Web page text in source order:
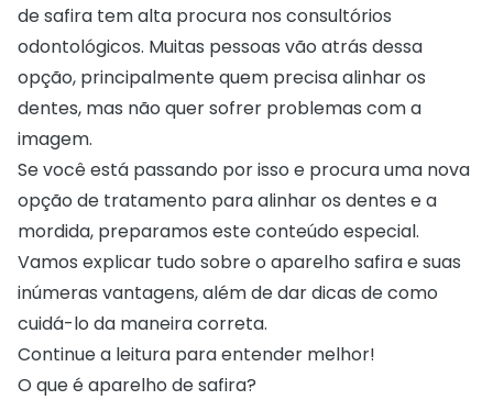
de safira tem alta procura nos consultórios
odontológicos. Muitas pessoas vão atrás dessa
opção, principalmente quem precisa alinhar os
dentes, mas não quer sofrer problemas com a
imagem.
Se você está passando por isso e procura uma nova
opção de tratamento para alinhar os dentes e a
mordida, preparamos este conteúdo especial.
Vamos explicar tudo sobre o aparelho safira e suas
inúmeras vantagens, além de dar dicas de como
cuidá-lo da maneira correta.
Continue a leitura para entender melhor!
O que é aparelho de safira?